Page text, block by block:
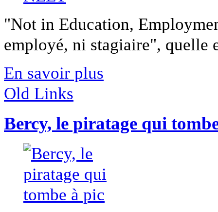
"Not in Education,
employé, ni stagiaire", quelle
En savoir plus
Old Links
Bercy, le piratage qui